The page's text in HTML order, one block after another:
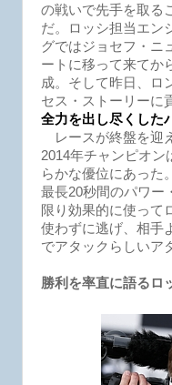
の戦いで先手を取る
だ。ロッシ担当エン
グではジョセフ・ニ
ートに移って来てか
成。そして昨日、ロ
セス・ストーリーに
全力を出し尽くした
レースが終盤を迎
2014年チャンピオン
らかな優位にあった
最長20秒間のパワー
限り効果的に使って
使わずに逃げ、相手
でアタックらしいア
勝利を率直に語るロ